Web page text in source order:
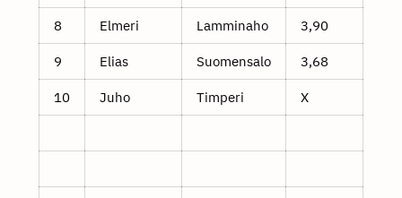
8 Elmeri Lamminaho 3,90
9 Elias Suomensalo 3,68
10 Juho Timperi X